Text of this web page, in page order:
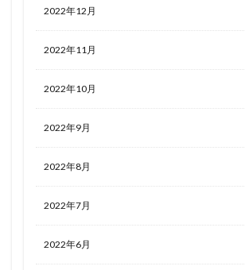
2022年12月
2022年11月
2022年10月
2022年9月
2022年8月
2022年7月
2022年6月